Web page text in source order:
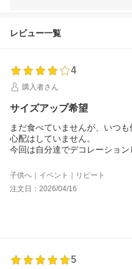
レビュー一覧
4
購入者さん
サイズアップ希望
まだ食べていませんが、いつ
心配はしていません。
今回は自分達でデコレーション
値段が上がっていいのでサイ
のサイズだと２～３人が食べ
本当に小さいな…と思うサイズ
子供へ｜イベント｜リピート
注文日：2026/04/16
5